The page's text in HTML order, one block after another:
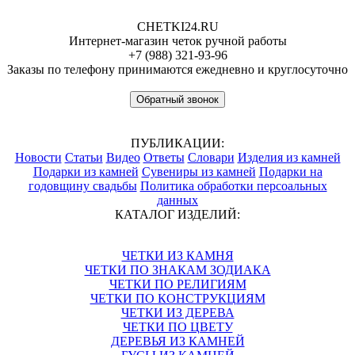
CHETKI24.RU
Интернет-магазин четок ручной работы
+7 (988) 321-93-96
Заказы по телефону принимаются ежедневно и круглосуточно
Обратный звонок
ПУБЛИКАЦИИ:
Новости Статьи Видео Ответы Словари Изделия из камней
Подарки из камней Сувениры из камней Подарки на
годовщину свадьбы Политика обработки персоальных
данных
КАТАЛОГ ИЗДЕЛИЙ:
ЧЕТКИ ИЗ КАМНЯ
ЧЕТКИ ПО ЗНАКАМ ЗОДИАКА
ЧЕТКИ ПО РЕЛИГИЯМ
ЧЕТКИ ПО КОНСТРУКЦИЯМ
ЧЕТКИ ИЗ ДЕРЕВА
ЧЕТКИ ПО ЦВЕТУ
ДЕРЕВЬЯ ИЗ КАМНЕЙ